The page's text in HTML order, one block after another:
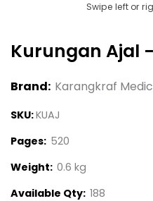
Swipe left or
Kurungan Ajal
Brand: Karangkraf
SKU:KUAJ
Pages: 520
Weight: 0.6 kg
Available Qty: 188